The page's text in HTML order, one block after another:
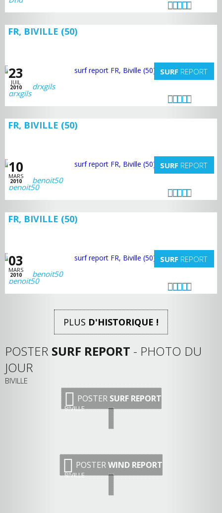
FR, BIVILLE (50)
23
JUIL
2010
SURF REPORT
drxgils
FR, BIVILLE (50)
10
MARS
2010
SURF REPORT
benoit50
FR, BIVILLE (50)
03
MARS
2010
SURF REPORT
benoit50
PLUS D'HISTORIQUE !
POSTER SURF REPORT - PHOTO DU
JOUR
BIVILLE
POSTER SURF REPORT
BIVILLE
POSTERWIND REPORT
BIVILLE